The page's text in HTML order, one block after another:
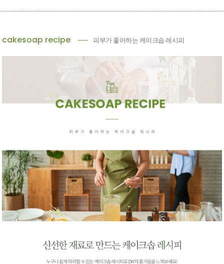
cakesoap recipe 피부가 좋아하는 케이크솝 레시피